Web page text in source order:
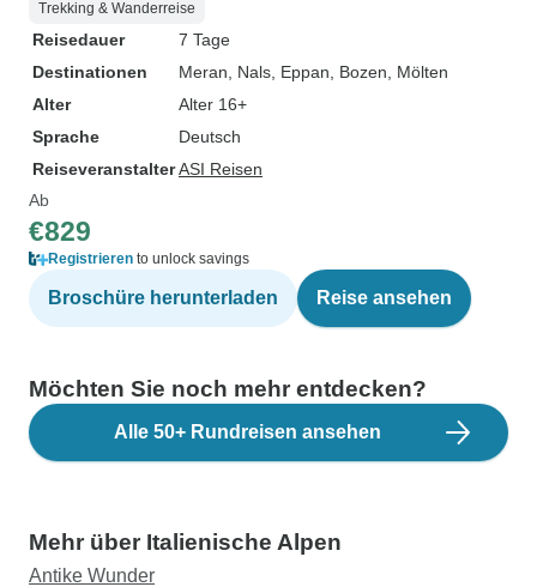
Trekking & Wanderreise
Reisedauer
7 Tage
Destinationen
Meran , Nals , Eppan , Bozen , Mölten
Alter
Alter 16+
Sprache
Deutsch
ReiseveranstalterASI Reisen
Ab
€829
Registrieren to unlock savings
Broschüre herunterladen Reise ansehen
Möchten Sie noch mehr entdecken?
Alle 50+ Rundreisen ansehen
Mehr über Italienische Alpen
Antike Wunder